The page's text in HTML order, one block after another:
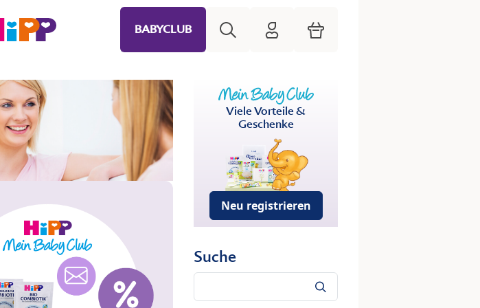
BABYCLUB HiPP Mein Babyclub
Warenkorb
Viele Vorteile &
Geschenke
Neu registrieren
Suche